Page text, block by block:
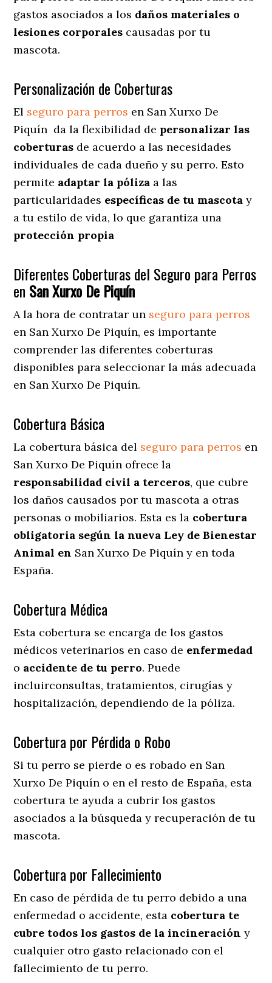
gastos asociados a los daños materiales o
lesiones corporales causadas por tu
mascota.
Personalización de Coberturas
El seguro para perros en San Xurxo De
Piquín da la flexibilidad de personalizar las
coberturas de acuerdo a las necesidades
individuales de cada dueño y su perro. Esto
permite adaptar la póliza a las
particularidades específicas de tu mascota y
a tu estilo de vida, lo que garantiza una
protección propia
Diferentes Coberturas del Seguro para Perros
en San Xurxo De Piquín
A la hora de contratar un seguro para perros
en San Xurxo De Piquín, es importante
comprender las diferentes coberturas
disponibles para seleccionar la más adecuada
en San Xurxo De Piquín.
Cobertura Básica
La cobertura básica del seguro para perros en
San Xurxo De Piquín ofrece la
responsabilidad civil a terceros, que cubre
los daños causados por tu mascota a otras
personas o mobiliarios. Esta es la cobertura
obligatoria según la nueva Ley de Bienestar
Animal en San Xurxo De Piquín y en toda
España.
Cobertura Médica
Esta cobertura se encarga de los gastos
médicos veterinarios en caso de enfermedad
o accidente de tu perro. Puede
incluirconsultas, tratamientos, cirugías y
hospitalización, dependiendo de la póliza.
Cobertura por Pérdida o Robo
Si tu perro se pierde o es robado en San
Xurxo De Piquín o en el resto de España, esta
cobertura te ayuda a cubrir los gastos
asociados a la búsqueda y recuperación de tu
mascota.
Cobertura por Fallecimiento
En caso de pérdida de tu perro debido a una
enfermedad o accidente, esta cobertura te
cubre todos los gastos de la incineración y
cualquier otro gasto relacionado con el
fallecimiento de tu perro.